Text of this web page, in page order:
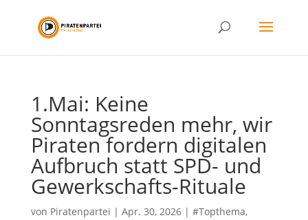
1.Mai: Keine
Sonntagsreden mehr, wir
Piraten fordern digitalen
Aufbruch statt SPD- und
Gewerkschafts-Rituale
von Piratenpartei | Apr. 30, 2026| #Topthema,